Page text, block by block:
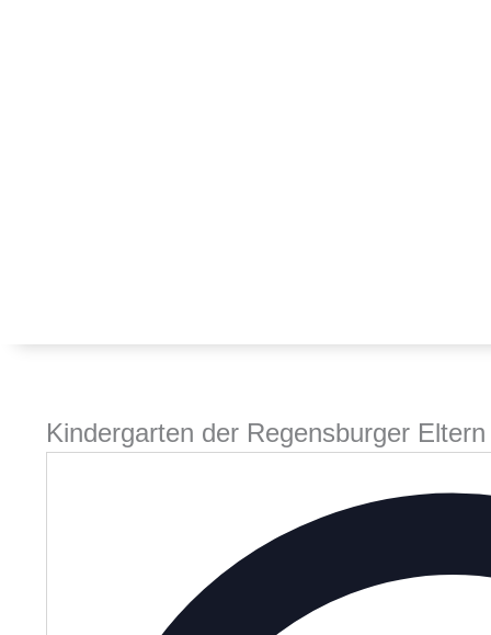
Kindergarten der Regensburger Eltern